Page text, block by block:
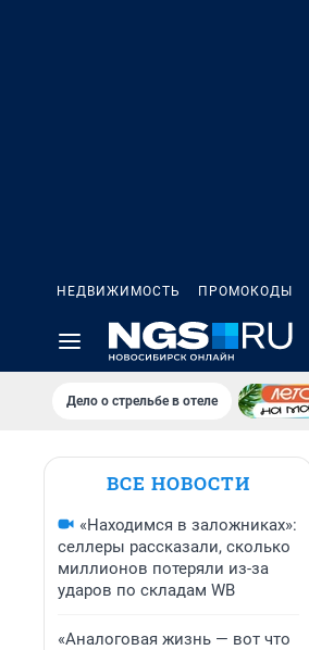
НЕДВИЖИМОСТЬ ПРОМОКОДЫ
Дело о стрельбе в отеле
ВСЕ НОВОСТИ
«Находимся в заложниках»:
селлеры рассказали, сколько
миллионов потеряли из-за
ударов по складам WB
«Аналоговая жизнь — вот что